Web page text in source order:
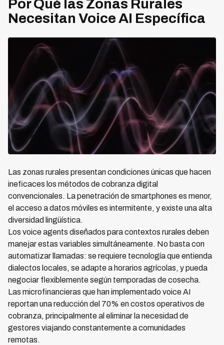
Por Qué las Zonas Rurales
Necesitan Voice AI Específica
Las zonas rurales presentan condiciones únicas que hacen
ineficaces los métodos de cobranza digital
convencionales. La penetración de smartphones es menor,
el acceso a datos móviles es intermitente, y existe una alta
diversidad lingüística.
Los voice agents diseñados para contextos rurales deben
manejar estas variables simultáneamente. No basta con
automatizar llamadas: se requiere tecnología que entienda
dialectos locales, se adapte a horarios agrícolas, y pueda
negociar flexiblemente según temporadas de cosecha.
Las microfinancieras que han implementado voice AI
reportan una reducción del 70% en costos operativos de
cobranza, principalmente al eliminar la necesidad de
gestores viajando constantemente a comunidades
remotas.